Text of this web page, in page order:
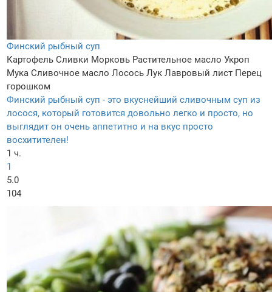
Финский рыбный суп
Картофель Сливки Морковь Растительное масло Укроп
Мука Сливочное масло Лосось Лук Лавровый лист Перец
горошком
Финский рыбный суп - это вкуснейший сливочным суп из
лосося, который готовится довольно легко и просто, но
выглядит он очень аппетитно и на вкус просто
восхитителен!
1 ч.
1
5.0
104